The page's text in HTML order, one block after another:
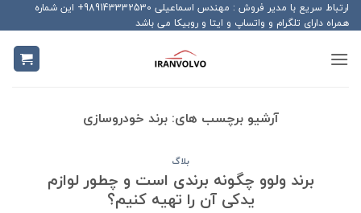
Skip
to
content
ارتباط سریع با مدیر فروش : مهندس اسماعیلی 989143332530+ این شماره
همراه دارای تلگرام و واتساپ و ایتا و روبیکا می باشد
آرشیو برچسب های:برند خودروسازی
بلاگ
برند ولوو چگونه برندی است و چطور لوازم
یدکی آن را تهیه کنیم؟